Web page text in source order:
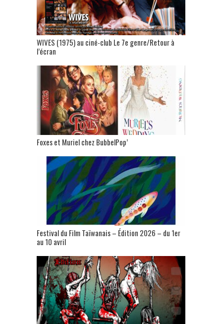
WIVES (1975) au ciné-club Le 7e genre/Retour à
l’écran
Foxes et Muriel chez BubbelPop’
Festival du Film Taïwanais – Édition 2026 – du 1er
au 10 avril